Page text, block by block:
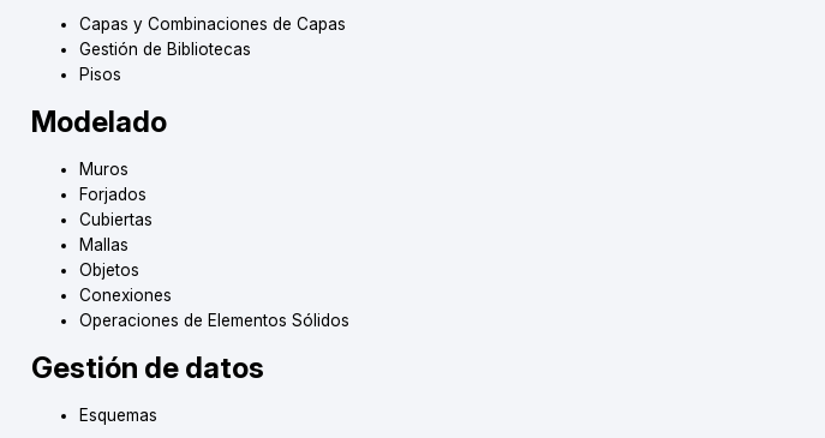
Capas y Combinaciones de Capas
Gestión de Bibliotecas
Pisos
Modelado
Muros
Forjados
Cubiertas
Mallas
Objetos
Conexiones
Operaciones de Elementos Sólidos
Gestión de datos
Esquemas